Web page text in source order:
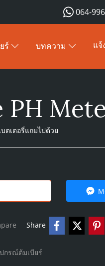
064-
ร์ บทความ แจ้
PH
ตเตอรี่แถมไปด้วย
Share
กรณ์ต้มเบียร์